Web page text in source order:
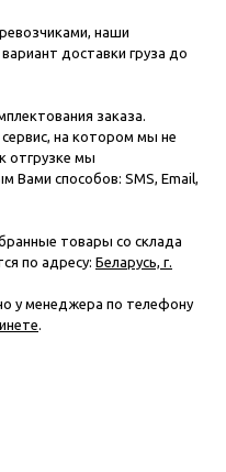
наши
доставки груза до
заказа.
на котором мы не
отгрузке мы
способов: SMS, Email,
товары со склада
по адресу: Беларусь, г.
у менеджера по телефону
.